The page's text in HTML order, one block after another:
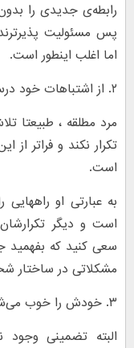
رابطه‌‌‌‌ی جدیدی را
پس مسئولیت
اما اغلب اینطور است.
۲. از اشتباهات خود درس گرفته است
مرد مطلقه ، طبیعتا
تکرار نکند و فراتر از
است.
به عبارتی او راههایی
است و دیگر تکرارشان
سعی کنید که بفهمید
مشکلاتی در ساختار
۳. خودش را خوب می‌شناسد
البته تضمینی